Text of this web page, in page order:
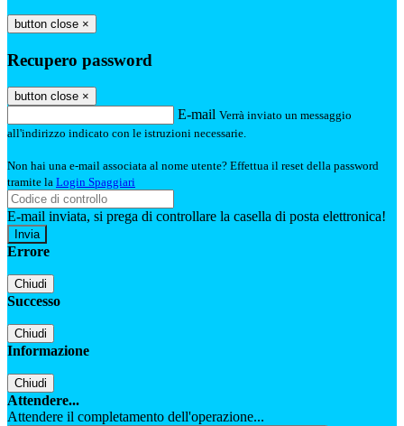
button close ×
Recupero password
button close ×
E-mail Verrà inviato un messaggio
all'indirizzo indicato con le istruzioni necessarie.
Non hai una e-mail associata al nome utente? Effettua il reset della password
tramite la Login Spaggiari
E-mail inviata, si prega di controllare la casella di posta elettronica!
Errore
Chiudi
Successo
Chiudi
Informazione
Chiudi
Attendere...
Attendere il completamento dell'operazione...